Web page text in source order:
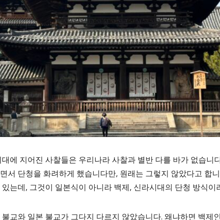
에 지어진 사찰들은 우리나라 사찰과 별반 다를 바가 없습니
서 단청을 화려하게 했습니다만, 원래는 그렇지 않았다고 합
는데, 그것이 일본식이 아니라 백제, 신라시대의 단청 방식
교와 일본 불교가 그다지 다르지 않았습니다. 왜냐하면 백제